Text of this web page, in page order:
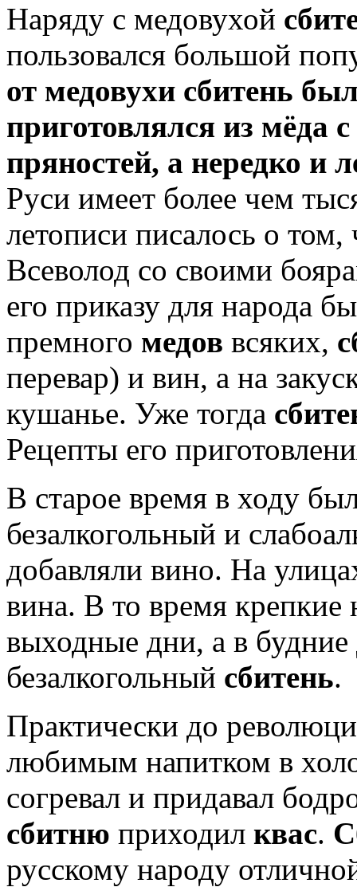
Наряду с медовухой
пользовался большой
от медовухи сбитень
приготовлялся из мёда
пряностей, а нередко и
Руси имеет более чем
летописи писалось о том,
Всеволод со своими
его приказу для народа
премного медов всяких,
перевар) и вин, а на
кушанье. Уже тогда
Рецепты его
В старое время в ходу
безалкогольный и
добавляли вино. На
вина. В то время крепкие
выходные дни, а в
безалкогольный сбитень.
Практически до
любимым напитком в
согревал и придавал
сбитню приходил квас.
русскому народу